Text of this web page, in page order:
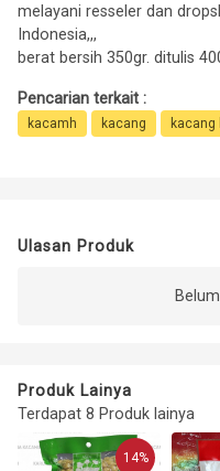
melayani resseler dan
Indonesia,,,
berat bersih 350gr. ditulis
Pencarian terkait :
kacamh kacang kacang
Ulasan Produk
Produk Lainya
Terdapat 8 Produk lainya
14%